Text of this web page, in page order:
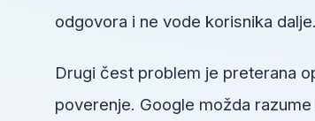
odgovora i ne vode korisnika dalje.
Drugi čest problem je preterana
poverenje. Google možda